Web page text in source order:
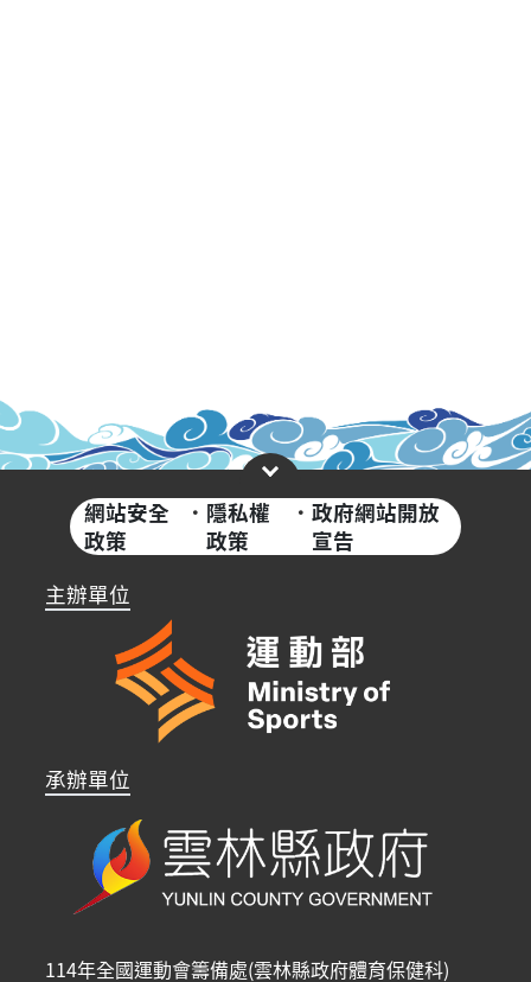
網站安全
政策
· 隱私權
政策
·政府網站開放
宣告
主辦單位
承辦單位
114年全國運動會籌備處(雲林縣政府體育保健科)